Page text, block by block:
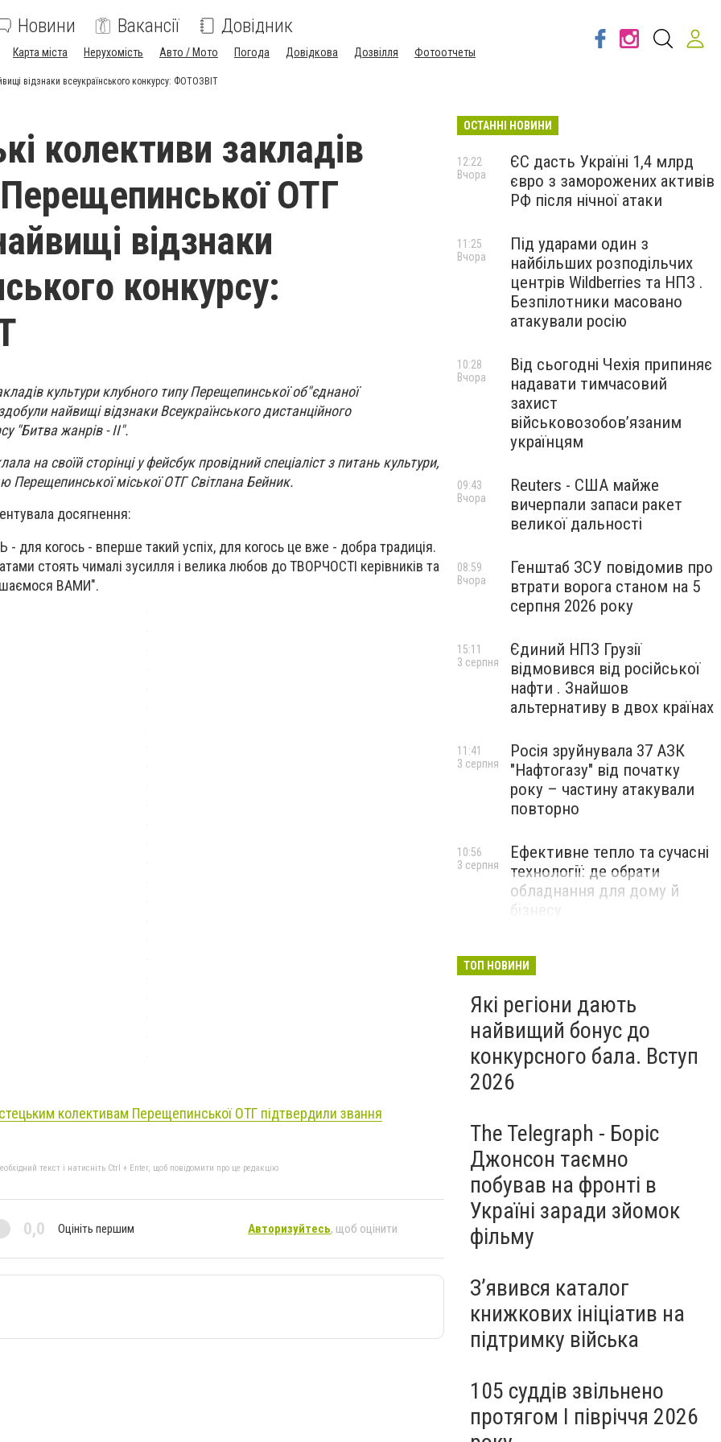
Новини Вакансії Довідник
Карта міста Нерухомість Авто / Мото Погода Довідкова Дозвілля Фотоотчеты
відзнаки всеукраїнського конкурсу: ФОТОЗВІТ
колективи закладів
ОТГ
відзнаки
конкурсу:
культури клубного типу Перещепинської об"єднаної
найвищі відзнаки Всеукраїнського дистанційного
"Битва жанрів - ІІ".
на своїй сторінці у фейсбук провідний спеціаліст з питань культури,
Перещепинської міської ОТГ Світлана Бейник.
досягнення:
для когось - вперше такий успіх, для когось це вже - добра традиція.
стоять чималі зусилля і велика любов до ТВОРЧОСТІ керівників та
ВАМИ".
колективам Перещепинської ОТГ підтвердили звання
текст і натисніть Ctrl + Enter, щоб повідомити про це редакцію
0,0 Оцініть першим Авторизуйтесь, щоб оцінити
ОСТАННІ НОВИНИ
ЄС дасть Україні 1,4 млрд
євро з заморожених активів
РФ після нічної атаки
12:22
Вчора
Під ударами один з
найбільших розподільчих
центрів Wildberries та НПЗ .
Безпілотники масовано
атакували росію
11:25
Вчора
Від сьогодні Чехія припиняє
надавати тимчасовий
захист
військовозобов’язаним
українцям
10:28
Вчора
Reuters - США майже
вичерпали запаси ракет
великої дальності
09:43
Вчора
Генштаб ЗСУ повідомив про
втрати ворога станом на 5
серпня 2026 року
08:59
Вчора
Єдиний НПЗ Грузії
відмовився від російської
нафти . Знайшов
альтернативу в двох країнах
15:11
3 серпня
Росія зруйнувала 37 АЗК
"Нафтогазу" від початку
року – частину атакували
повторно
11:41
3 серпня
Ефективне тепло та сучасні
технології: де обрати
обладнання для дому й
бізнесу
10:56
3 серпня
ТОП НОВИНИ
Які регіони дають
найвищий бонус до
конкурсного бала. Вступ
2026
The Telegraph - Боріс
Джонсон таємно
побував на фронті в
Україні заради зйомок
фільму
З’явився каталог
книжкових ініціатив на
підтримку війська
105 суддів звільнено
протягом I півріччя 2026